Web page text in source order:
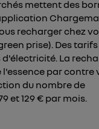
mettent des
recharger chez
prise). Des tarifs
La
par contre
du nombre de
et 129 € par mois.